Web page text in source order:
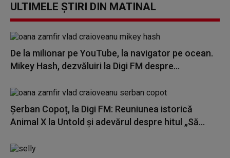
ULTIMELE ȘTIRI DIN MATINAL
De la milionar pe YouTube, la navigator pe ocean.
Mikey Hash, dezvăluiri la Digi FM despre...
Șerban Copoț, la Digi FM: Reuniunea istorică
Animal X la Untold și adevărul despre hitul „Să...